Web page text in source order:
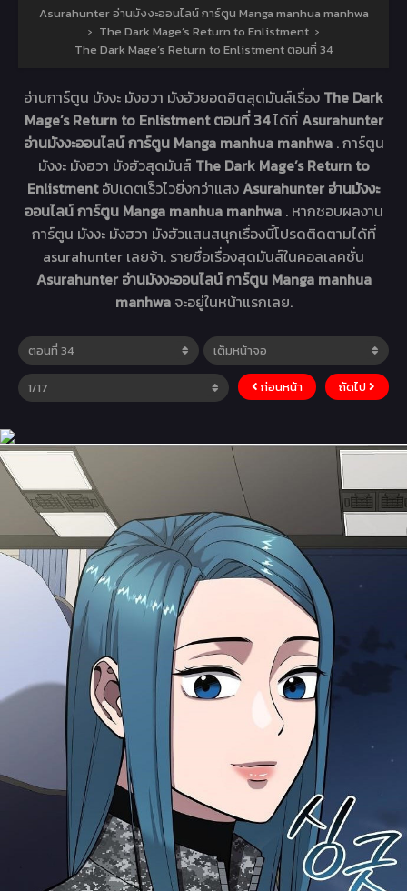
Asurahunter อ่านมังงะออนไลน์ การ์ตูน Manga manhua manhwa
› The Dark Mage’s Return to Enlistment ›
The Dark Mage’s Return to Enlistment ตอนที่ 34
อ่านการ์ตูน มังงะ มังฮวา มังฮัวยอดฮิตสุดมันส์เรื่อง The Dark
Mage’s Return to Enlistment ตอนที่ 34ได้ที่Asurahunter
อ่านมังงะออนไลน์ การ์ตูน Manga manhua manhwa . การ์ตูน
มังงะ มังฮวา มังฮัวสุดมันส์ The Dark Mage’s Return to
Enlistmentอัปเดตเร็วไวยิ่งกว่าแสงAsurahunter อ่านมังงะ
ออนไลน์ การ์ตูน Manga manhua manhwa . หากชอบผลงาน
การ์ตูน มังงะ มังฮวา มังฮัวแสนสนุกเรื่องนี้โปรดติดตามได้ที่
asurahunter เลยจ้า. รายชื่อเรื่องสุดมันส์ในคอลเลคชั่น
Asurahunter อ่านมังงะออนไลน์ การ์ตูน Manga manhua
manhwa จะอยู่ในหน้าแรกเลย.
ก่อนหน้า ถัดไป